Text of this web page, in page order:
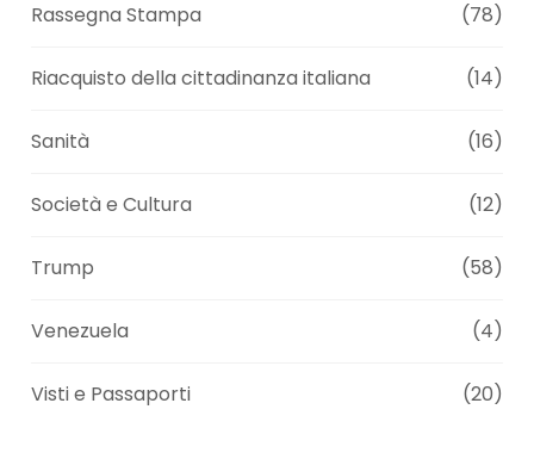
Rassegna Stampa (78)
Riacquisto della cittadinanza italiana (14)
Sanità (16)
Società e Cultura (12)
Trump (58)
Venezuela (4)
Visti e Passaporti (20)